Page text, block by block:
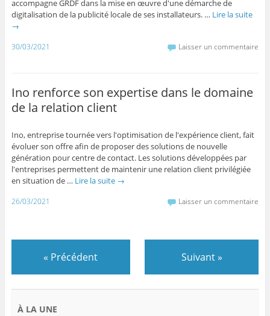
accompagne GRDF dans la mise en œuvre d'une démarche de
digitalisation de la publicité locale de ses installateurs. … Lire la suite
→
30/03/2021 Laisser un commentaire
Ino renforce son expertise dans le domaine
de la relation client
Ino, entreprise tournée vers l'optimisation de l'expérience client, fait
évoluer son offre afin de proposer des solutions de nouvelle
génération pour centre de contact. Les solutions développées par
l'entreprises permettent de maintenir une relation client privilégiée
en situation de … Lire la suite →
26/03/2021 Laisser un commentaire
« Précédent Suivant»
À LA UNE